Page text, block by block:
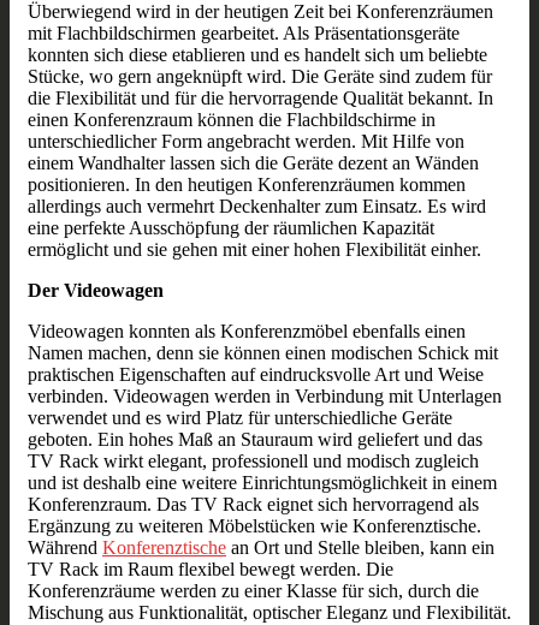
Überwiegend wird in der heutigen Zeit bei Konferenzräumen
mit Flachbildschirmen gearbeitet. Als Präsentationsgeräte
konnten sich diese etablieren und es handelt sich um beliebte
Stücke, wo gern angeknüpft wird. Die Geräte sind zudem für
die Flexibilität und für die hervorragende Qualität bekannt. In
einen Konferenzraum können die Flachbildschirme in
unterschiedlicher Form angebracht werden. Mit Hilfe von
einem Wandhalter lassen sich die Geräte dezent an Wänden
positionieren. In den heutigen Konferenzräumen kommen
allerdings auch vermehrt Deckenhalter zum Einsatz. Es wird
eine perfekte Ausschöpfung der räumlichen Kapazität
ermöglicht und sie gehen mit einer hohen Flexibilität einher.
Der Videowagen
Videowagen konnten als Konferenzmöbel ebenfalls einen
Namen machen, denn sie können einen modischen Schick mit
praktischen Eigenschaften auf eindrucksvolle Art und Weise
verbinden. Videowagen werden in Verbindung mit Unterlagen
verwendet und es wird Platz für unterschiedliche Geräte
geboten. Ein hohes Maß an Stauraum wird geliefert und das
TV Rack wirkt elegant, professionell und modisch zugleich
und ist deshalb eine weitere Einrichtungsmöglichkeit in einem
Konferenzraum. Das TV Rack eignet sich hervorragend als
Ergänzung zu weiteren Möbelstücken wie Konferenztische.
Während Konferenztische an Ort und Stelle bleiben, kann ein
TV Rack im Raum flexibel bewegt werden. Die
Konferenzräume werden zu einer Klasse für sich, durch die
Mischung aus Funktionalität, optischer Eleganz und Flexibilität.